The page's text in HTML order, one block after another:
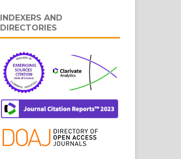
INDEXERS AND
DIRECTORIES